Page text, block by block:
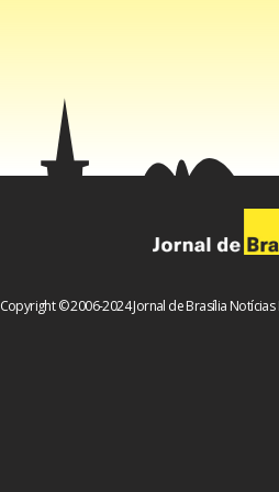
Copyright © 2006-2024 Jornal de Brasília